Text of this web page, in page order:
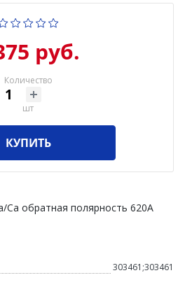
руб.
Количество
шт
КУПИТЬ
Ca обратная полярность 620А
303461;303461